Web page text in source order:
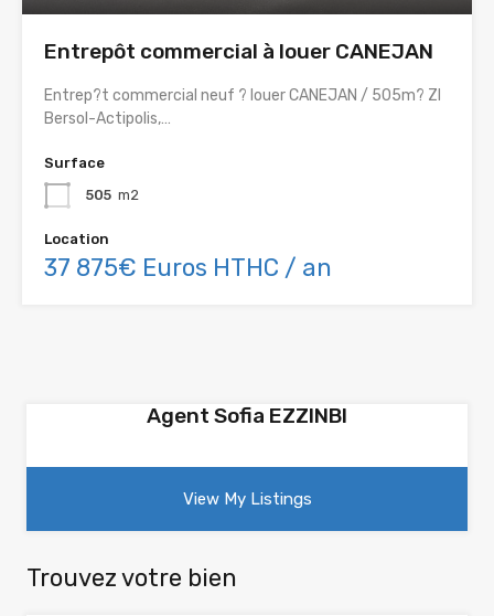
Entrepôt commercial à louer CANEJAN
Entrep?t commercial neuf ? louer CANEJAN / 505m? ZI
Bersol-Actipolis,…
Surface
505 m2
Location
37 875€ Euros HTHC / an
Agent Sofia EZZINBI
View My Listings
Trouvez votre bien